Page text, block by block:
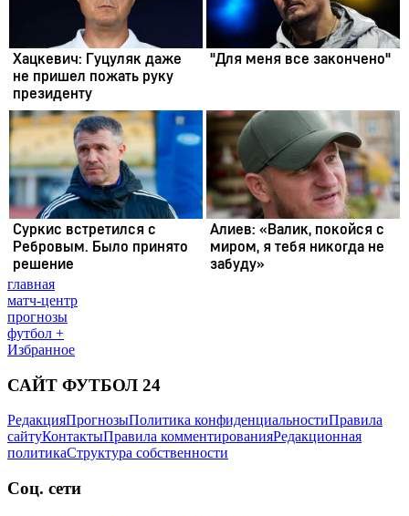
главная
матч-центр
прогнозы
футбол +
Избранное
САЙТ ФУТБОЛ 24
РедакцияПрогнозыПолитика конфиденциальностиПравила
сайтуКонтактыПравила комментированияРедакционная
политикаСтруктура собственности
Соц. сети